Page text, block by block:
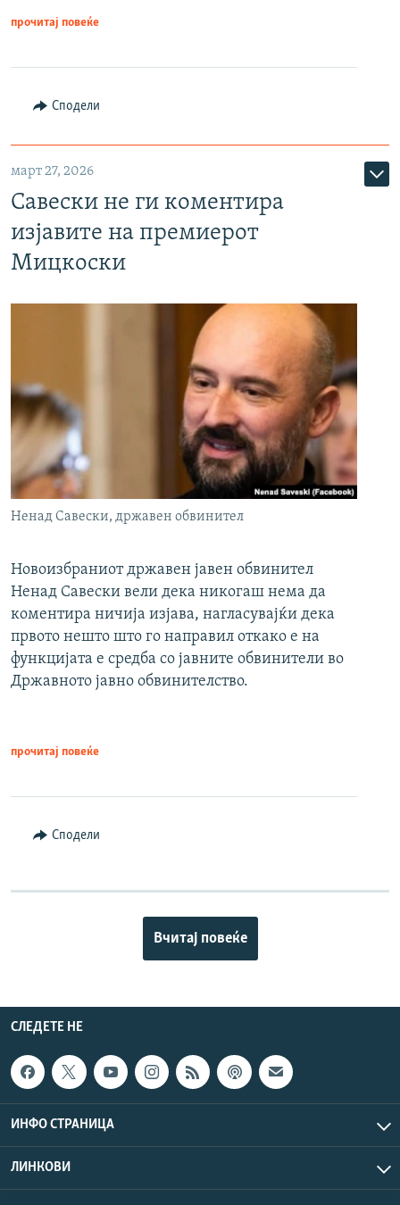
прочитај повеќе
Сподели
март 27, 2026
Савески не ги коментира
изјавите на премиерот
Мицкоски
Ненад Савески, државен обвинител
Новоизбраниот државен јавен обвинител
Ненад Савески вели дека никогаш нема да
коментира ничија изјава, нагласувајќи дека
првото нешто што го направил откако е на
функцијата е средба со јавните обвинители во
Државното јавно обвинителство.
прочитај повеќе
Сподели
Вчитај повеќе
СЛЕДЕТЕ НЕ
ИНФО СТРАНИЦА
ЛИНКОВИ